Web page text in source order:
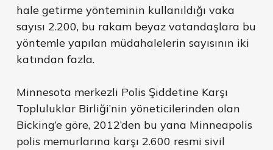
hale getirme yönteminin kullanıldığı vaka
sayısı 2.200, bu rakam beyaz vatandaşlara bu
yöntemle yapılan müdahalelerin sayısının iki
katından fazla.
Minnesota merkezli Polis Şiddetine Karşı
Topluluklar Birliği’nin yöneticilerinden olan
Bicking’e göre, 2012’den bu yana Minneapolis
polis memurlarına karşı 2.600 resmi sivil